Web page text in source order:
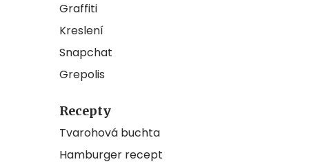
Graffiti
Kreslení
Snapchat
Grepolis
Recepty
Tvarohová buchta
Hamburger recept